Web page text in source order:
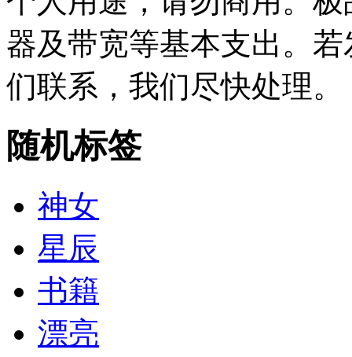
器及带宽等基本支出。
们联系，我们尽快处理。
随机标签
神女
星辰
书籍
漂亮